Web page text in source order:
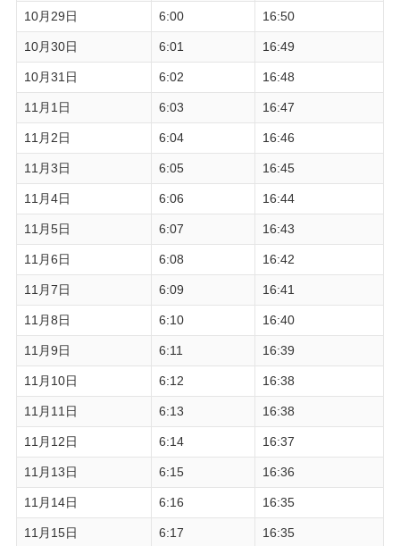
10月29日 6:00 16:50
10月30日 6:01 16:49
10月31日 6:02 16:48
11月1日 6:03 16:47
11月2日 6:04 16:46
11月3日 6:05 16:45
11月4日 6:06 16:44
11月5日 6:07 16:43
11月6日 6:08 16:42
11月7日 6:09 16:41
11月8日 6:10 16:40
11月9日 6:11 16:39
11月10日 6:12 16:38
11月11日 6:13 16:38
11月12日 6:14 16:37
11月13日 6:15 16:36
11月14日 6:16 16:35
11月15日 6:17 16:35